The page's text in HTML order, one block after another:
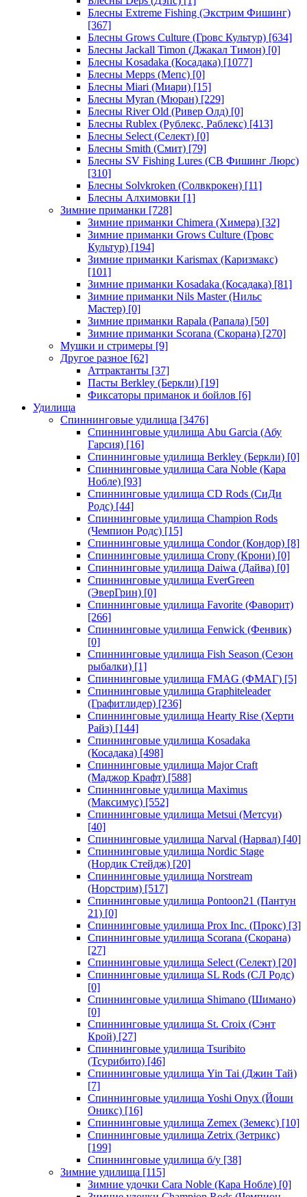
Блесны Extreme Fishing (Экстрим Фишинг)
[367]
Блесны Grows Culture (Гровс Культур) [634]
Блесны Jackall Timon (Джакал Тимон) [0]
Блесны Kosadaka (Косадака) [1077]
Блесны Mepps (Мепс) [0]
Блесны Miari (Миари) [15]
Блесны Myran (Мюран) [229]
Блесны River Old (Ривер Олд) [0]
Блесны Rublex (Рублекс, Раблекс) [413]
Блесны Select (Селект) [0]
Блесны Smith (Смит) [79]
Блесны SV Fishing Lures (СВ Фишинг Люрс)
[310]
Блесны Solvkroken (Солвкрокен) [11]
Блесны Алхимовки [1]
Зимние приманки [728]
Зимние приманки Chimera (Химера) [32]
Зимние приманки Grows Culture (Гровс
Культур) [194]
Зимние приманки Karismax (Каризмакс)
[101]
Зимние приманки Kosadaka (Косадака) [81]
Зимние приманки Nils Master (Нильс
Мастер) [0]
Зимние приманки Rapala (Рапала) [50]
Зимние приманки Scorana (Скорана) [270]
Мушки и стримеры [9]
Другое разное [62]
Аттрактанты [37]
Пасты Berkley (Беркли) [19]
Фиксаторы приманок и бойлов [6]
Удилища
Спиннинговые удилища [3476]
Спиннинговые удилища Abu Garcia (Абу
Гарсия) [16]
Спиннинговые удилища Berkley (Беркли) [0]
Спиннинговые удилища Cara Noble (Кара
Нобле) [93]
Спиннинговые удилища CD Rods (СиДи
Родс) [44]
Спиннинговые удилища Champion Rods
(Чемпион Родс) [15]
Спиннинговые удилища Condor (Кондор) [8]
Спиннинговые удилища Crony (Крони) [0]
Спиннинговые удилища Daiwa (Дайва) [0]
Спиннинговые удилища EverGreen
(ЭверГрин) [0]
Спиннинговые удилища Favorite (Фаворит)
[266]
Спиннинговые удилища Fenwick (Фенвик)
[0]
Спиннинговые удилища Fish Season (Сезон
рыбалки) [1]
Спиннинговые удилища FMAG (ФМАГ) [5]
Спиннинговые удилища Graphiteleader
(Графитлидер) [236]
Спиннинговые удилища Hearty Rise (Херти
Райз) [144]
Спиннинговые удилища Kosadaka
(Косадака) [498]
Спиннинговые удилища Major Craft
(Маджор Крафт) [588]
Спиннинговые удилища Maximus
(Максимус) [552]
Спиннинговые удилища Metsui (Метсуи)
[40]
Спиннинговые удилища Narval (Нарвал) [40]
Спиннинговые удилища Nordic Stage
(Нордик Стейдж) [20]
Спиннинговые удилища Norstream
(Норстрим) [517]
Спиннинговые удилища Pontoon21 (Пантун
21) [0]
Спиннинговые удилища Prox Inc. (Прокс) [3]
Спиннинговые удилища Scorana (Скорана)
[27]
Спиннинговые удилища Select (Селект) [20]
Спиннинговые удилища SL Rods (СЛ Родс)
[0]
Спиннинговые удилища Shimano (Шимано)
[0]
Спиннинговые удилища St. Croix (Сэнт
Крой) [27]
Спиннинговые удилища Tsuribito
(Тсурибито) [46]
Спиннинговые удилища Yin Tai (Джин Тай)
[7]
Спиннинговые удилища Yoshi Onyx (Йоши
Оникс) [16]
Спиннинговые удилища Zemex (Земекс) [10]
Спиннинговые удилища Zetrix (Зетрикс)
[199]
Спиннинговые удилища б/у [38]
Зимние удилища [115]
Зимние удочки Cara Noble (Кара Нобле) [0]